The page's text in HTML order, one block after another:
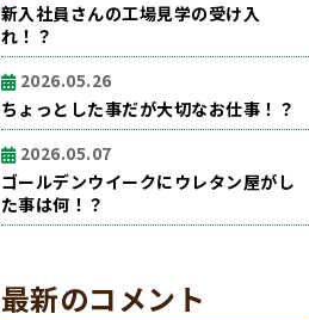
新入社員さんの工場見学の受け入
れ！？
2026.05.26
ちょっとした事だが大切なお仕事！？
2026.05.07
ゴールデンウイークにウレタン屋がし
た事は何！？
最新のコメント